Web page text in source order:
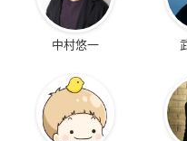
中村悠一